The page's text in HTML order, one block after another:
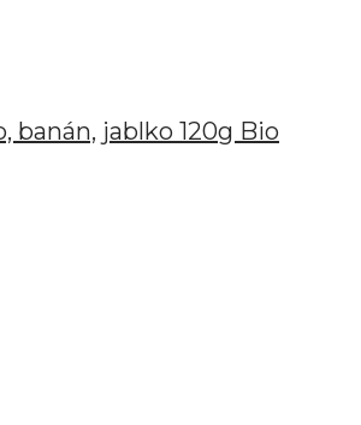
banán, jablko 120g Bio